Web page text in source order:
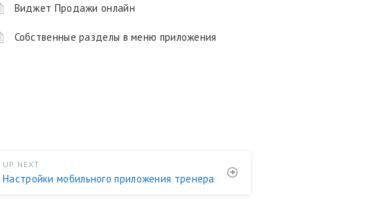
Виджет Продажи онлайн
Собственные разделы в меню приложения
UP NEXT
Настройки мобильного приложения тренера